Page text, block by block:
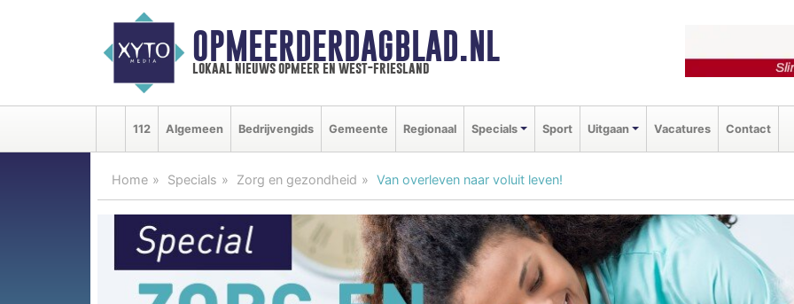
OPMEERDERDAGBLAD.NL
lokaal nieuws opmeer en west-friesland
112 Algemeen Bedrijvengids Gemeente Regionaal Specials Sport Uitgaan Vacatures Contact
Home Specials Zorg en gezondheid Van overleven naar voluit leven!